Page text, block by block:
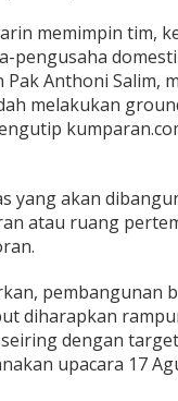
memimpin tim,
pengusaha
Pak Anthoni Salim,
melakukan
yang akan
atau ruang
pembangunan
diharapkan
dengan
upacara 17